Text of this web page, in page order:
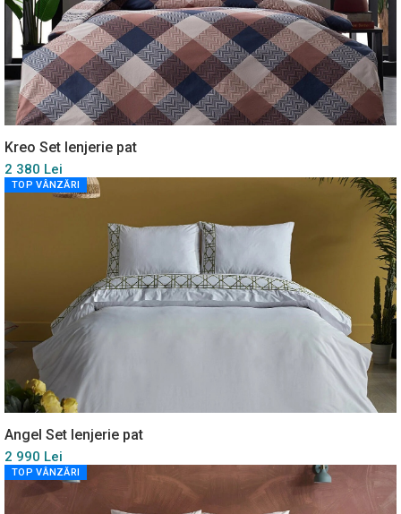
Kreo Set lenjerie pat
2 380 Lei
TOP VÂNZĂRI
Angel Set lenjerie pat
2 990 Lei
TOP VÂNZĂRI